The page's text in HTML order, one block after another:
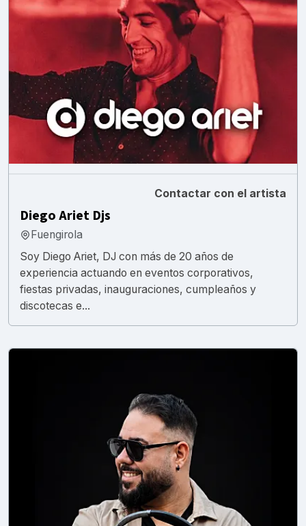
Contactar con el artista
Diego Ariet Djs
Fuengirola
Soy Diego Ariet, DJ con más de 20 años de
experiencia actuando en eventos corporativos,
fiestas privadas, inauguraciones, cumpleaños y
discotecas e...